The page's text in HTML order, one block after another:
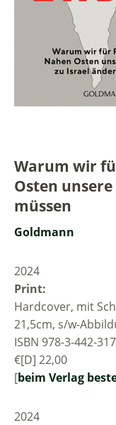
Warum wir
Osten
müssen
Goldmann
2024
Print:
Hardcover, mit
21,5cm, s/w-
ISBN 978-3-442-
€[D] 22,00
[beim Verlag
2024